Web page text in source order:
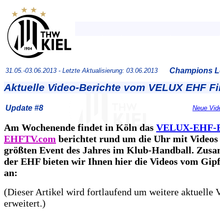
31.05.-03.06.2013 - Letzte Aktualisierung: 03.06.2013 Champions
Aktuelle Video-Berichte vom VELUX EHF
Update #8 Neue
Am Wochenende findet in Köln das VELUX-EHF-
EHFTV.com berichtet rund um die Uhr mit Videos
größten Event des Jahres im Klub-Handball.
der EHF bieten wir Ihnen hier die Videos vom
an:
(Dieser Artikel wird fortlaufend um weitere aktuelle
erweitert.)